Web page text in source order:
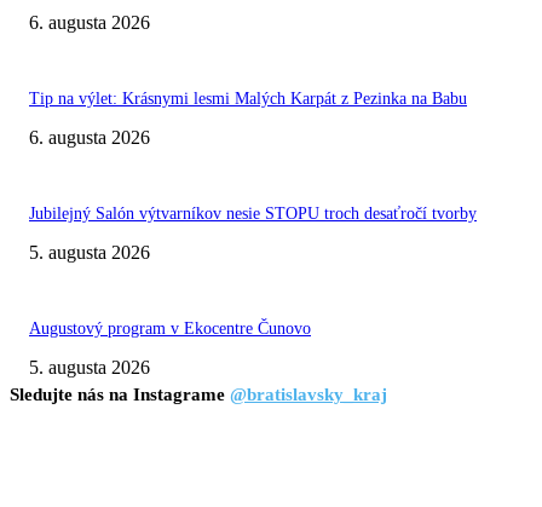
6. augusta 2026
Tip na výlet: Krásnymi lesmi Malých Karpát z Pezinka na Babu
6. augusta 2026
Jubilejný Salón výtvarníkov nesie STOPU troch desaťročí tvorby
5. augusta 2026
Augustový program v Ekocentre Čunovo
5. augusta 2026
Sledujte nás na Instagrame @bratislavsky_kraj